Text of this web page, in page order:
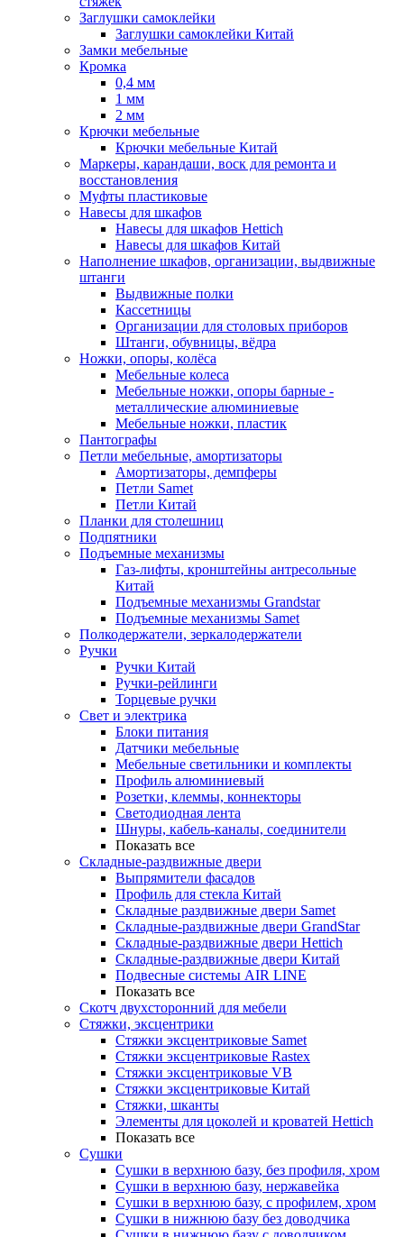
Заглушки самоклейки
Заглушки самоклейки Китай
Замки мебельные
Кромка
0,4 мм
1 мм
2 мм
Крючки мебельные
Крючки мебельные Китай
Маркеры, карандаши, воск для ремонта и
восстановления
Муфты пластиковые
Навесы для шкафов
Навесы для шкафов Hettich
Навесы для шкафов Китай
Наполнение шкафов, организации, выдвижные
штанги
Выдвижные полки
Кассетницы
Организации для столовых приборов
Штанги, обувницы, вёдра
Ножки, опоры, колёса
Мебельные колеса
Мебельные ножки, опоры барные -
металлические алюминиевые
Мебельные ножки, пластик
Пантографы
Петли мебельные, амортизаторы
Амортизаторы, демпферы
Петли Samet
Петли Китай
Планки для столешниц
Подпятники
Подъемные механизмы
Газ-лифты, кронштейны антресольные
Китай
Подъемные механизмы Grandstar
Подъемные механизмы Samet
Полкодержатели, зеркалодержатели
Ручки
Ручки Китай
Ручки-рейлинги
Торцевые ручки
Свет и электрика
Блоки питания
Датчики мебельные
Мебельные светильники и комплекты
Профиль алюминиевый
Розетки, клеммы, коннекторы
Светодиодная лента
Шнуры, кабель-каналы, соединители
Показать все
Складные-раздвижные двери
Выпрямители фасадов
Профиль для стекла Китай
Складные раздвижные двери Samet
Складные-раздвижные двери GrandStar
Складные-раздвижные двери Hettich
Складные-раздвижные двери Китай
Подвесные системы AIR LINE
Показать все
Скотч двухсторонний для мебели
Стяжки, эксцентрики
Cтяжки эксцентриковые Samet
Стяжки эксцентриковые Rastex
Стяжки эксцентриковые VB
Стяжки эксцентриковые Китай
Стяжки, шканты
Элементы для цоколей и кроватей Hettich
Показать все
Сушки
Сушки в верхнюю базу, без профиля, хром
Сушки в верхнюю базу, нержавейка
Сушки в верхнюю базу, с профилем, хром
Сушки в нижнюю базу без доводчика